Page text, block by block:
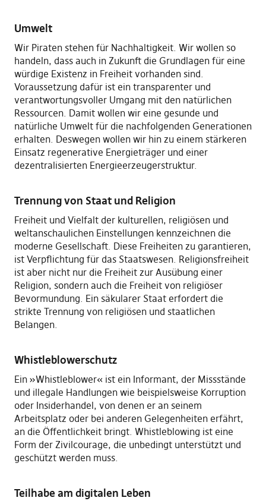
Umwelt
Wir Piraten stehen für Nachhaltigkeit. Wir wollen so
handeln, dass auch in Zukunft die Grundlagen für eine
würdige Existenz in Freiheit vorhanden sind.
Voraussetzung dafür ist ein transparenter und
verantwortungsvoller Umgang mit den natürlichen
Ressourcen. Damit wollen wir eine gesunde und
natürliche Umwelt für die nachfolgenden Generationen
erhalten. Deswegen wollen wir hin zu einem stärkeren
Einsatz regenerative Energieträger und einer
dezentralisierten Energieerzeugerstruktur.
Trennung von Staat und Religion
Freiheit und Vielfalt der kulturellen, religiösen und
weltanschaulichen Einstellungen kennzeichnen die
moderne Gesellschaft. Diese Freiheiten zu garantieren,
ist Verpflichtung für das Staatswesen. Religionsfreiheit
ist aber nicht nur die Freiheit zur Ausübung einer
Religion, sondern auch die Freiheit von religiöser
Bevormundung. Ein säkularer Staat erfordert die
strikte Trennung von religiösen und staatlichen
Belangen.
Whistleblowerschutz
Ein »Whistleblower« ist ein Informant, der Missstände
und illegale Handlungen wie beispielsweise Korruption
oder Insiderhandel, von denen er an seinem
Arbeitsplatz oder bei anderen Gelegenheiten erfährt,
an die Öffentlichkeit bringt. Whistleblowing ist eine
Form der Zivilcourage, die unbedingt unterstützt und
geschützt werden muss.
Teilhabe am digitalen Leben